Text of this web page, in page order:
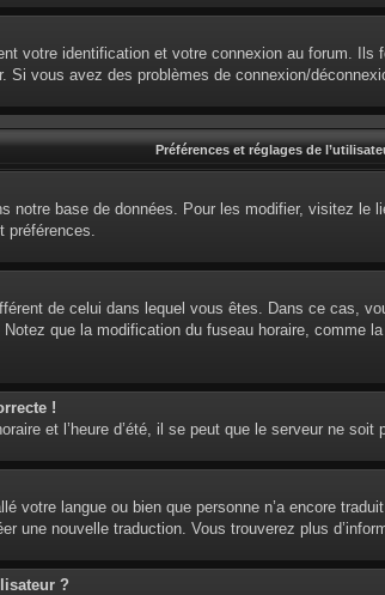
votre identification et votre connexion au forum.
Si vous avez des problèmes de connexion/
Préférences et réglages de
notre base de données. Pour les modifier, visitez le
préférences.
de celui dans lequel vous êtes. Dans ce cas,
que la modification du fuseau horaire, comme
!
et l’heure d’été, il se peut que le serveur ne soit
votre langue ou bien que personne n’a encore
une nouvelle traduction. Vous trouverez plus
?